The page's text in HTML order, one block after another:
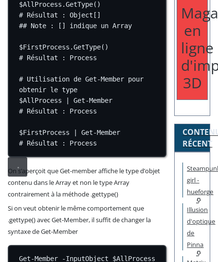
$AllProcess.GetType()
# Résultat : Object[]
## Note : [] indique un Array
$FirstProcess.GetType()
# Résultat : Process
# Utilisation de Get-Member pour
obtenir le type
$AllProcess
Get-Member
# Résultat : Process
$FirstProcess
Get-Member
# Résultat : Process
On s’aperçoit que Get-member affiche le type d’objet
contenu dans le Array et non le type Array
contrairement à la méthode .gettype()
Si on veut obtenir le même comportement que
.gettype() avec Get-Member, il suffit de changer la
syntaxe de Get-Member
Get-Member -InputObject $AllProcess
en
ligne
3D
RÉCENT
girl -
hueforge
Illusion
d'optique
de
Pinna